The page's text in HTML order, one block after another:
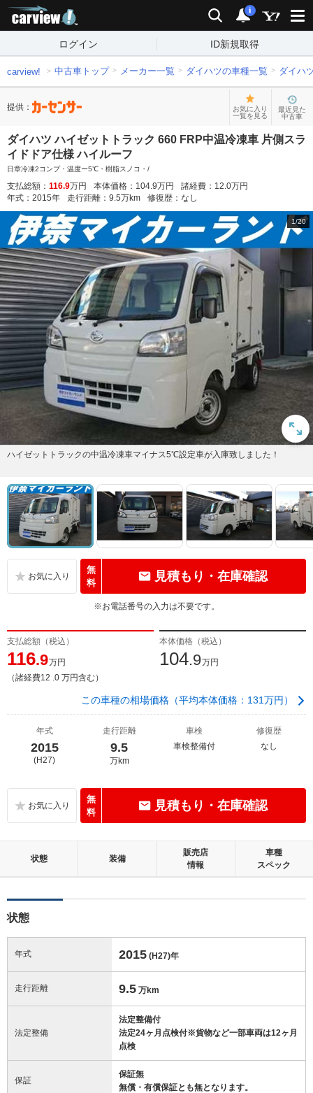
検索 通知
i
ログイン ID新規取得
carview! 中古車トップ メーカー一覧 ダイハツの車種一覧 ダイハ
提供：
お気に入り
一覧を見る
最近見た
中古車
ダイハツ ハイゼットトラック 660 FRP中温冷凍車 片側スラ
イドドア仕様 ハイルーフ
日章冷凍2コンプ・温度ー5℃・樹脂スノコ・/
支払総額： 116.9万円 本体価格： 104.9万円 諸経費： 12.0万円
年式： 2015年 走行距離： 9.5万km 修復歴： なし
1/20
ハイゼットトラックの中温冷凍車マイナス5℃設定車が入庫致しました！
無
料
見積もり・在庫確認
※お電話番号の入力は不要です。
支払総額（税込）
116.9万円
（諸経費12 .0 万円含む）
本体価格（税込）
104.9万円
この車種の相場価格（平均本体価格：131万円）
年式
2015
(H27)
走行距離
9.5
万km
車検
車検整備付
修復歴
なし
無
料
見積もり・在庫確認
状態 装備
販売店
情報
車種
スペック
状態
年式 2015 (H27)年
走行距離 9.5 万km
法定整備
法定整備付
法定24ヶ月点検付※貨物など一部車両は12ヶ月
点検
保証
保証無
無償・有償保証とも無となります。